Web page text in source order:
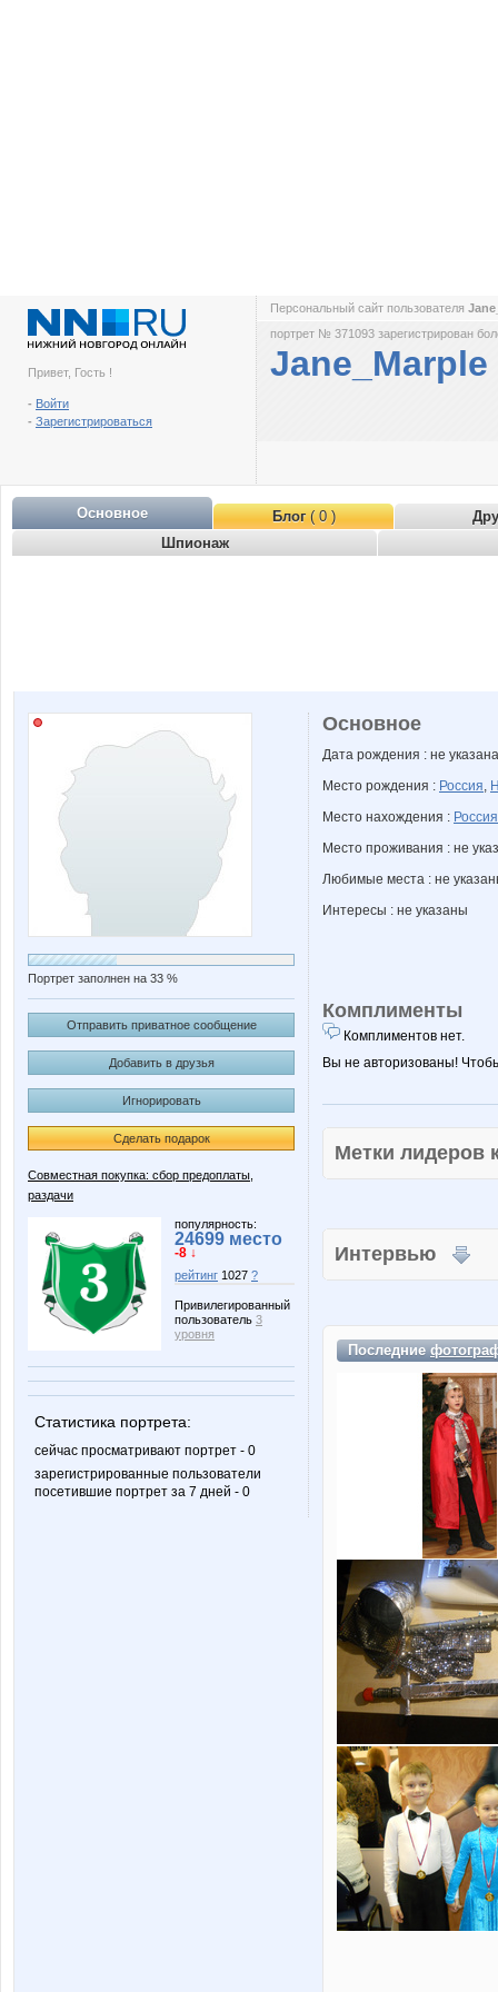
Привет, Гость !
- Войти
- Зарегистрироваться
Персональный сайт пользователя
портрет № 371093 зарегистрирован
Jane_Marple
Основное Блог( 0 )
Шпионаж
Портрет заполнен на 33 %
Отправить приватное сообщение
Добавить в друзья
Игнорировать
Сделать подарок
Совместная покупка: сбор предоплаты,
раздачи
популярность:
24699 место
-8 ↓
рейтинг 1027 ?
Привилегированный
пользователь 3
уровня
Статистика портрета:
сейчас просматривают портрет - 0
зарегистрированные пользователи
посетившие портрет за 7 дней - 0
Основное
Дата рождения : не указана
Место рождения : Россия,
Место нахождения : Россия
Место проживания : не
Любимые места : не
Интересы : не указаны
Комплименты
Комплиментов нет.
Вы не авторизованы!
Метки
Интервью
Последние